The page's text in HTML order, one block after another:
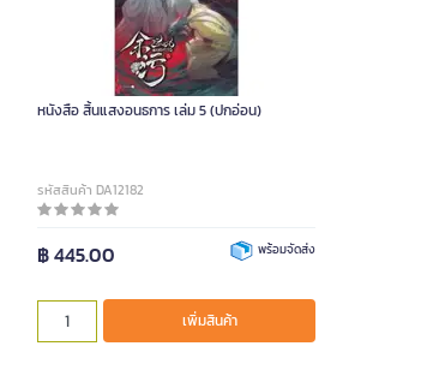
หนังสือ สิ้นแสงอนธการ เล่ม 5 (ปกอ่อน)
รหัสสินค้า DA12182
฿ 445.00 พร้อมจัดส่ง
เพิ่มสินค้า